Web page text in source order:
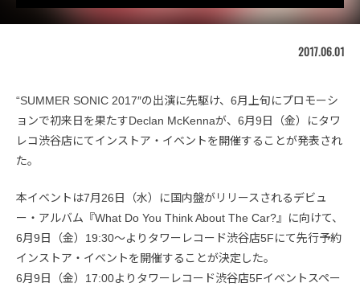
2017.06.01
“SUMMER SONIC 2017″の出演に先駆け、6月上旬にプロモーシ
ョンで初来日を果たすDeclan McKennaが、6月9日（金）にタワ
レコ渋谷店にてインストア・イベントを開催することが発表され
た。
本イベントは7月26日（水）に国内盤がリリースされるデビュ
ー・アルバム『What Do You Think About The Car?』に向けて、
6月9日（金）19:30〜よりタワーレコード渋谷店5Fにて先行予約
インストア・イベントを開催することが決定した。
6月9日（金）17:00よりタワーレコード渋谷店5Fイベントスペー